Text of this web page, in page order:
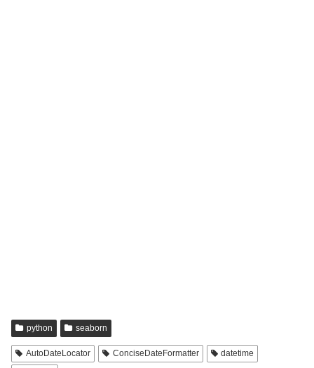
python seaborn
AutoDateLocator ConciseDateFormatter
datetime